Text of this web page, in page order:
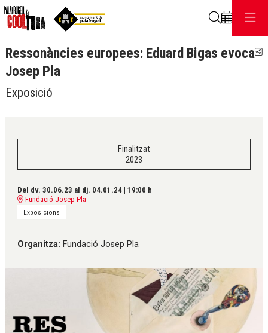
Ressonàncies europees: Eduard Bigas evoca
Josep Pla
Exposició
Finalitzat
2023
Del dv. 30.06.23 al dj. 04.01.24 | 19:00 h
Fundació Josep Pla
Exposicions
Organitza: Fundació Josep Pla